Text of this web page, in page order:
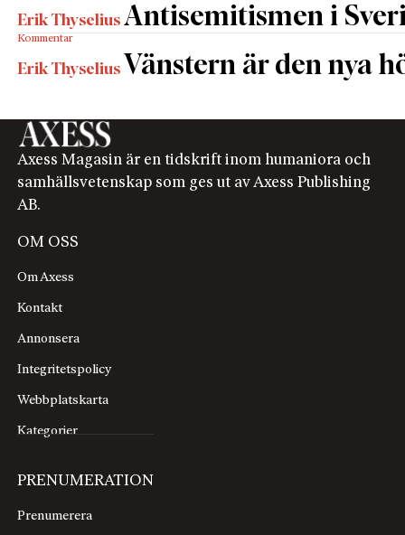
Erik Thyselius Antisemitismen i
Kommentar
Erik Thyselius Vänstern är den nya
Axess Magasin är en tidskrift inom humaniora och
samhällsvetenskap som ges ut av Axess Publishing
AB.
OM OSS
Om Axess
Kontakt
Annonsera
Integritetspolicy
Webbplatskarta
Kategorier
PRENUMERATION
Prenumerera